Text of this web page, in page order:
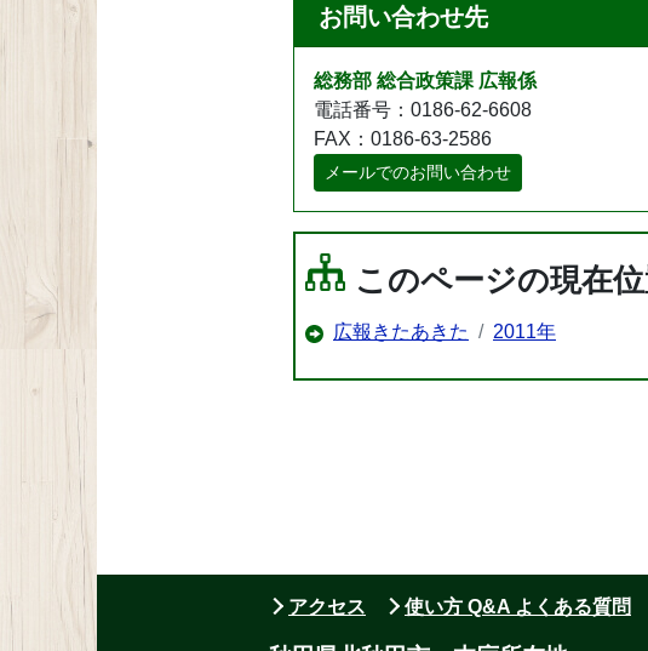
お問い合わせ先
総務部 総合政策課 広報係
電話番号：0186-62-6608
FAX：0186-63-2586
メールでのお問い合わせ
このページの現在
広報きたあきた 2011年
アクセス 使い方 Q&A よくある質問